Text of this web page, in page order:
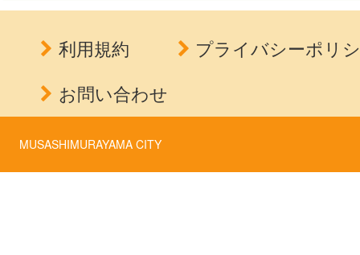
利用規約
プライバシーポリ
お問い合わせ
MUSASHIMURAYAMA CITY